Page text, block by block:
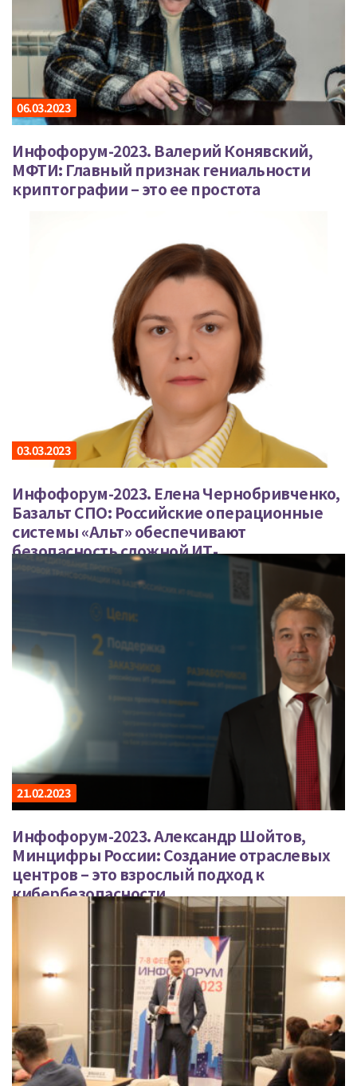
06.03.2023
Инфофорум-2023. Валерий Конявский,
МФТИ: Главный признак гениальности
криптографии – это ее простота
03.03.2023
Инфофорум-2023. Елена Чернобривченко,
Базальт СПО: Российские операционные
системы «Альт» обеспечивают
безопасность сложной ИТ-
инфраструктуры.
21.02.2023
Инфофорум-2023. Александр Шойтов,
Минцифры России: Создание отраслевых
центров – это взрослый подход к
кибербезопасности